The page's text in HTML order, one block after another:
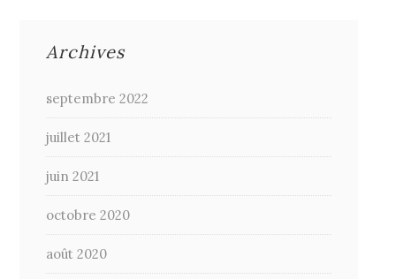
Archives
septembre 2022
juillet 2021
juin 2021
octobre 2020
août 2020